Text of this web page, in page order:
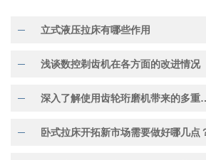
立式液压拉床有哪些作用
浅谈数控剃齿机在各方面的改进情况
深入了解使用齿
卧式拉床开拓新市场需要做好哪几点